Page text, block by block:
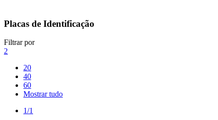
Placas de Identificação
Filtrar por
2
20
40
60
Mostrar tudo
1/1